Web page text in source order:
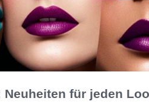
Neuheiten für jeden